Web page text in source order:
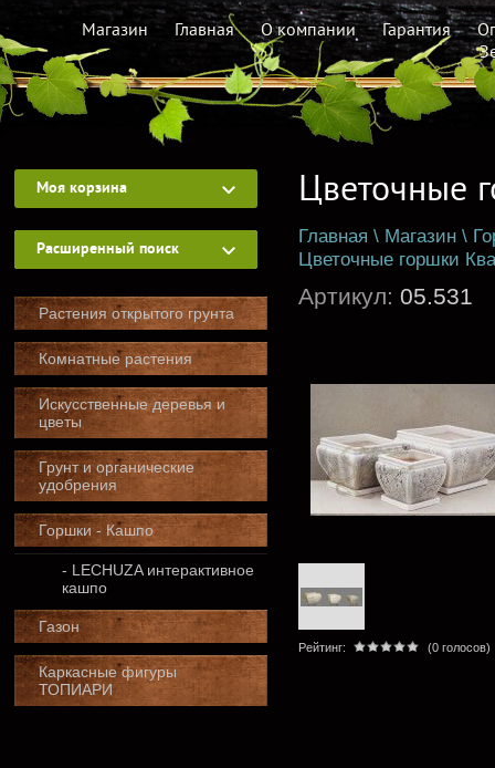
Магазин Главная О компании Гарантия
Цветочные
Главная \ Магазин \
Цветочные горшки
Артикул: 05.531
Рейтинг: (0 голосов)
Моя корзина
Расширенный поиск
Растения открытого грунта
Комнатные растения
Искусственные деревья и
цветы
Грунт и органические
удобрения
Горшки - Кашпо
- LECHUZA интерактивное
кашпо
Газон
Каркасные фигуры
ТОПИАРИ